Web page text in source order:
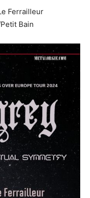
Ferrailleur
Bain